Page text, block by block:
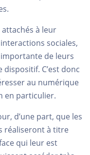
à leur
sociales,
de leurs
C’est donc
au numérique
en particulier.
d’une part, que les
réaliseront à titre
qui leur est